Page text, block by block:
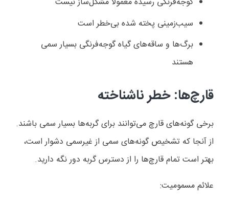
سیب‌زمینی پخته شده بی‌خطر است
برگ‌ها و ساقه‌های گیاه گوجه‌فرنگی بسیار سمی
هستند
قارچ‌ها: خطر ناشناخته
برخی گونه‌های قارچ می‌توانند برای گربه‌ها بسیار سمی باشند.
از آنجا که تشخیص گونه‌های سمی از غیرسمی دشوار است،
بهتر است تمام قارچ‌ها را از دسترس گربه دور نگه دارید.
علائم مسمومیت: